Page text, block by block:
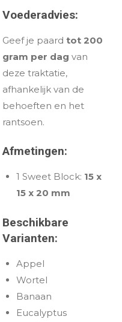
Voederadvies:
Geef je paard tot 200
gram per dag van
deze traktatie,
afhankelijk van de
behoeften en het
rantsoen.
Afmetingen:
1 Sweet Block: 15 x
15 x 20 mm
Beschikbare
Varianten:
Appel
Wortel
Banaan
Eucalyptus